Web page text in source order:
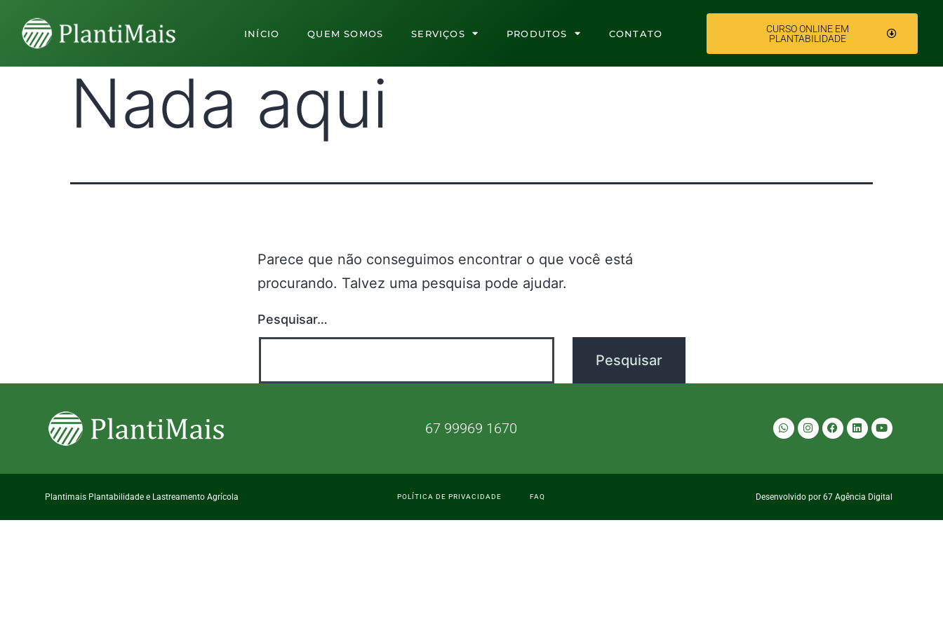
INÍCIO QUEM SOMOS SERVIÇOS PRODUTOS CONTATO
CURSO ONLINE EM
PLANTABILIDADE
Nada aqui
Parece que não conseguimos encontrar o que você está
procurando. Talvez uma pesquisa pode ajudar.
Pesquisar…
67 99969 1670
Plantimais Plantabilidade e Lastreamento Agrícola POLÍTICA DE PRIVACIDADE FAQ Desenvolvido por 67 Agência Digital